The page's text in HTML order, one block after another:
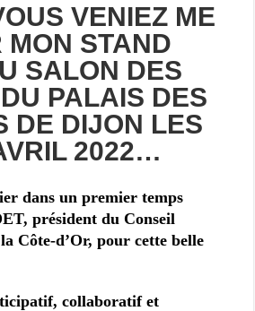
VENIEZ ME
MON STAND
SALON DES
PALAIS DES
DE DIJON LES
2022…
dans un premier temps
président du Conseil
Côte-d’Or, pour cette belle
collaboratif et